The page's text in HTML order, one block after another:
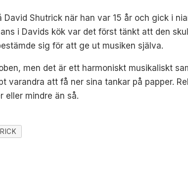
Shutrick när han var 15 år och gick i
i Davids kök var det först tänkt att den
sig för att ge ut musiken själva.
men det är ett harmoniskt musikaliskt
varandra att få ner sina tankar på papper.
eller mindre än så.